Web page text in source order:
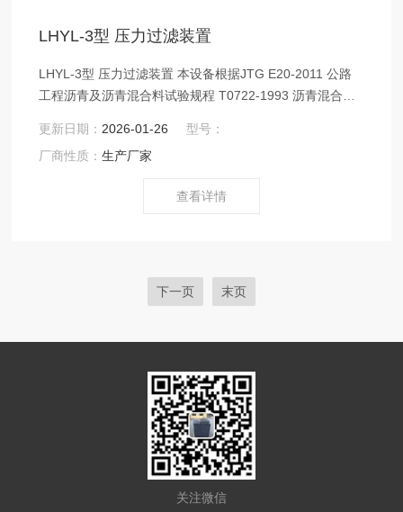
LHYL-3型 压力过滤装置
LHYL-3型 压力过滤装置 本设备根据JTG E20-2011 公路
工程沥青及沥青混合料试验规程 T0722-1993 沥青混合料
矿粉，得出泄露到抽提液中的矿粉，本方法操作简单，过
滤效率高。
更新日期： 2026-01-26
型号：
厂商性质：生产厂家
查看详情
下一页 末页
关注微信